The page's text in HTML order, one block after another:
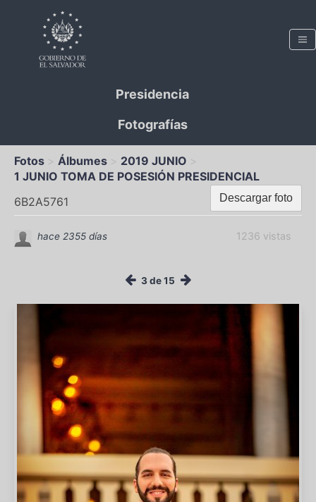
Presidencia
Fotografías
Fotos Álbumes
2019 JUNIO
1 JUNIO TOMA DE POSESIÓN PRESIDENCIAL
Descargar foto
6B2A5761
1236 vistas
hace 2355 días
3 de 15